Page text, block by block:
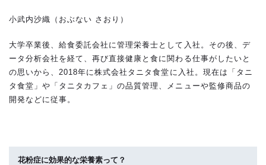
小武内沙織（おぶない さおり）
大学卒業後、給食委託会社に管理栄養士として入社。その後、デ
ータ分析会社を経て、再び直接健康と食に関わる仕事がしたいと
の思いから、2018年に株式会社タニタ食堂に入社。現在は「タニ
タ食堂」や「タニタカフェ」の品質管理、メニューや監修商品の
開発などに従事。
花粉症に効果的な栄養素って？